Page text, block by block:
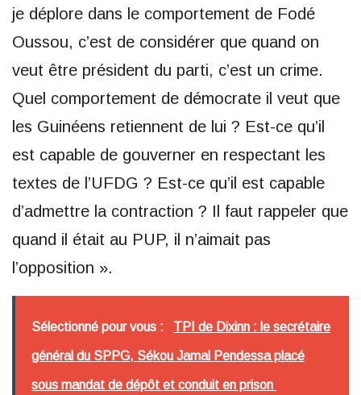
je déplore dans le comportement de Fodé
Oussou, c’est de considérer que quand on
veut être président du parti, c’est un crime.
Quel comportement de démocrate il veut que
les Guinéens retiennent de lui ? Est-ce qu’il
est capable de gouverner en respectant les
textes de l’UFDG ? Est-ce qu’il est capable
d’admettre la contraction ? Il faut rappeler que
quand il était au PUP, il n’aimait pas
l’opposition ».
Sélectionné pour vous : TPI de Dixinn : le secrétaire
général du SPPG, Sékou Jamal Pendessa placé
sous mandat de dépôt et conduit en prison